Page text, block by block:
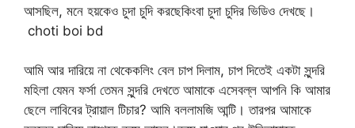
আসছিল, মনে হয়কেও চুদা চুদি করছেকিংবা চুদা চুদির ভিডিও দেখছে।
choti boi bd
আমি আর দারিয়ে না থেকেকলিং বেল চাপ দিলাম, চাপ দিতেই একটা সুন্দরি
মহিলা যেমন ফর্সা তেমন সুন্দরি দেখতে আমাকে এসেবল্ল আপনি কি আমার
ছেলে লাবিবের ট্রায়াল টিচার? আমি বললামজি আন্টি। তারপর আমাকে